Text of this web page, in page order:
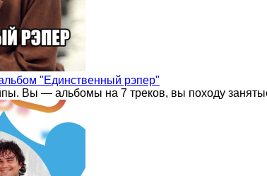
"Единственный рэпер"
Вы — альбомы на 7 треков, вы походу